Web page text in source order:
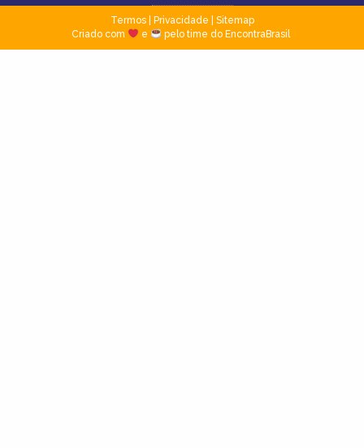
Termos| Privacidade
Sitemap
Criado com
e pelo time do EncontraBrasil